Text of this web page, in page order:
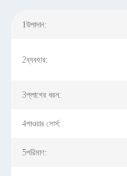
1উপাদান:
2ব্যবহার:
3প্লাগের ধরন:
4পাওয়ার সোর্স:
5পরিমাণ: